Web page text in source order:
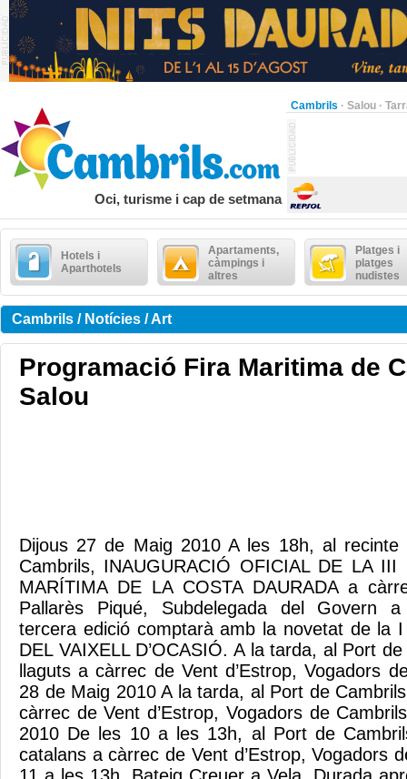
Cambrils · Salou ·
Oci, turisme i cap de setmana
Hotels i
Aparthotels
Apartaments,
càmpings i
altres
Platges i
platges
nudistes
Cambrils / Notícies / Art
Programació Fira Maritima de
Salou
Dijous 27 de Maig 2010 A les 18h, al
Cambrils, INAUGURACIÓ OFICIAL DE LA
MARÍTIMA DE LA COSTA DAURADA a
Pallarès Piqué, Subdelegada del Govern a
tercera edició comptarà amb la novetat de la
DEL VAIXELL D’OCASIÓ. A la tarda, al Port
llaguts a càrrec de Vent d’Estrop, Vogadors
28 de Maig 2010 A la tarda, al Port de
càrrec de Vent d’Estrop, Vogadors de
2010 De les 10 a les 13h, al Port de
catalans a càrrec de Vent d’Estrop, Vogadors